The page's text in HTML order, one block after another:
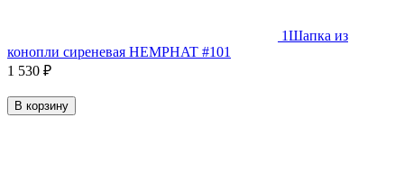
1Шапка из
конопли сиреневая HEMPHAT #101
1 530 ₽
В корзину